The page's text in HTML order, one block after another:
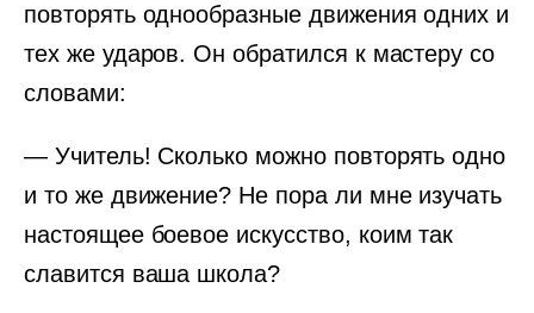
повторять однообразные движения одних и
тех же ударов. Он обратился к мастеру со
словами:
— Учитель! Сколько можно повторять одно
и то же движение? Не пора ли мне изучать
настоящее боевое искусство, коим так
славится ваша школа?